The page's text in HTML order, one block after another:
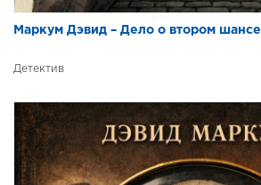
Маркум Дэвид – Дело о втором шансе
Детектив